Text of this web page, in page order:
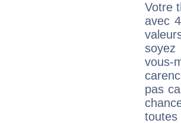
Votre
avec
vous-
pas